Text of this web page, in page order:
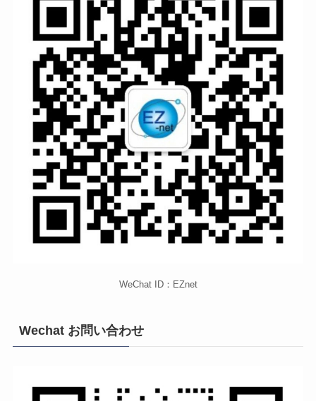
WeChat ID：EZnet
Wechat お問い合わせ